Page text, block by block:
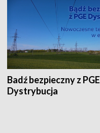
Badź bezpieczny z PGE
Dystrybucja